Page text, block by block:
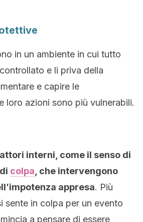
in un ambiente in cui tutto
e li priva della
e capire le
loro azioni sono più vulnerabili.
interni, come il senso di
colpa , che intervengono
appresa. Più
sente in colpa per un evento
a pensare di essere